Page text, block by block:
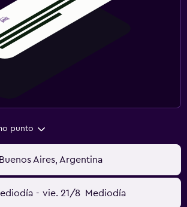
punto
Aires, Argentina
- vie. 21/8 Mediodía